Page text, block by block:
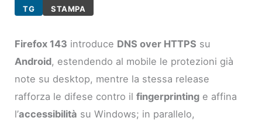
TG STAMPA
Firefox 143 introduce DNS over HTTPS su
Android, estendendo al mobile le protezioni già
note su desktop, mentre la stessa release
rafforza le difese contro ilfingerprinting e affina
l’accessibilità su Windows; in parallelo,